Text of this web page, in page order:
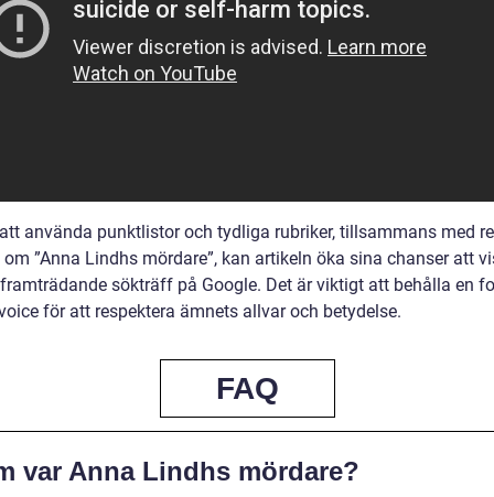
använda punktlistor och tydliga rubriker, tillsammans med
”Anna Lindhs mördare”, kan artikeln öka sina chanser att
sökträff på Google. Det är viktigt att behålla en
för att respektera ämnets allvar och betydelse.
FAQ
var Anna Lindhs mördare?